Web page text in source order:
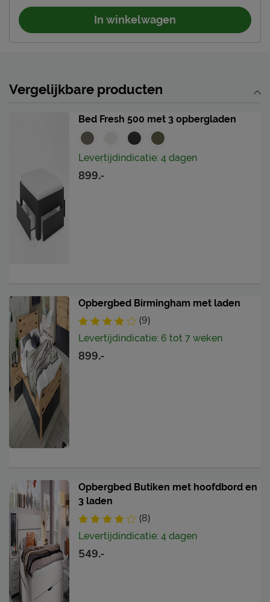
In winkelwagen
Vergelijkbare producten
Bed Fresh 500 met 3 opbergladen
Levertijdindicatie: 4 dagen
899.-
Opbergbed Birmingham met laden
(9)
Levertijdindicatie: 6 tot 7 weken
899.-
Opbergbed Butiken met hoofdbord en
3 laden
(8)
Levertijdindicatie: 4 dagen
549.-